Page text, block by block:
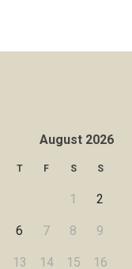
August 2026
T F S S
1 2
6 7 8 9
13 14 15 16